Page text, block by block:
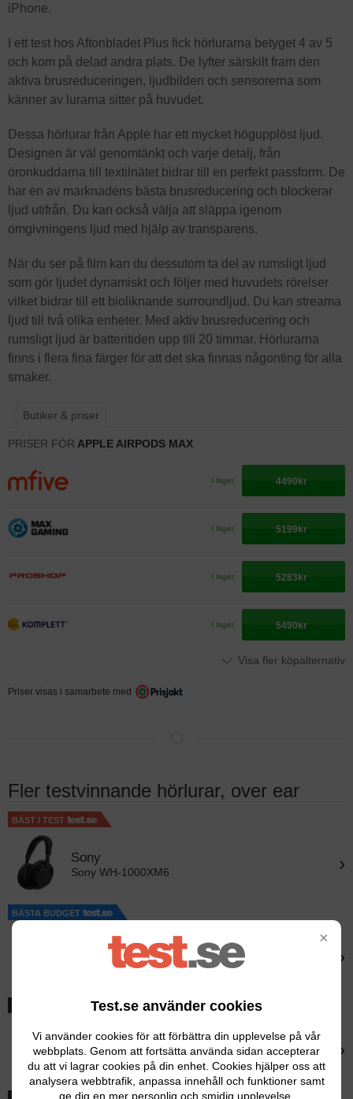
×
Test.se använder cookies
Vi använder cookies för att förbättra din upplevelse på vår
webbplats. Genom att fortsätta använda sidan accepterar
du att vi lagrar cookies på din enhet. Cookies hjälper oss att
analysera webbtrafik, anpassa innehåll och funktioner samt
ge dig en mer personlig och smidig upplevelse.
iPhone.
I ett test hos Aftonbladet Plus fick hörlurarna betyget 4 av 5
och kom på delad andra plats. De lyfter särskilt fram den
aktiva brusreduceringen, ljudbilden och sensorerna som
känner av lurarna sitter på huvudet.
Dessa hörlurar från Apple har ett mycket högupplöst ljud.
Designen är väl genomtänkt och varje detalj, från
öronkuddarna till textilnätet bidrar till en perfekt passform. De
har en av marknadens bästa brusreducering och blockerar
ljud utifrån. Du kan också välja att släppa igenom
omgivningens ljud med hjälp av transparens.
När du ser på film kan du dessutom ta del av rumsligt ljud
som gör ljudet dynamiskt och följer med huvudets rörelser
vilket bidrar till ett bioliknande surroundljud. Du kan streama
ljud till två olika enheter. Med aktiv brusreducering och
rumsligt ljud är batteritiden upp till 20 timmar. Hörlurarna
finns i flera fina färger för att det ska finnas någonting för alla
smaker.
Butiker & priser
PRISER FÖR APPLE AIRPODS MAX
I lager 4490kr
I lager 5199kr
I lager 5283kr
I lager 5490kr
Visa fler köpalternativ
Priser visas i samarbete med
Fler testvinnande hörlurar, over ear
BÄST I TEST
Sony
Sony WH-1000XM6 ›
BÄSTA BUDGET
Jlab Jbuds lux ANC ›
BÄSTA BATTERITID
Sennheiser
Sennheiser Momentum 4 Wireless ›